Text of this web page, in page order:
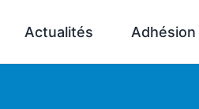
Actualités Adhésion